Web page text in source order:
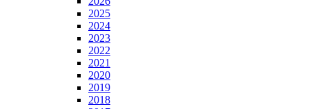
2025
2024
2023
2022
2021
2020
2019
2018